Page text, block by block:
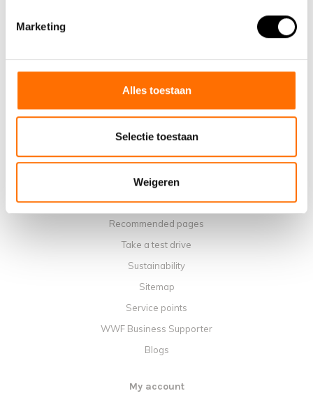
Marketing
Alles toestaan
Selectie toestaan
Weigeren
Terms and conditions
Privacy policy
Payment methods
Shipping, costs and returns
Warranty
Complaints and returns
Recommended pages
Take a test drive
Sustainability
Sitemap
Service points
WWF Business Supporter
Blogs
My account